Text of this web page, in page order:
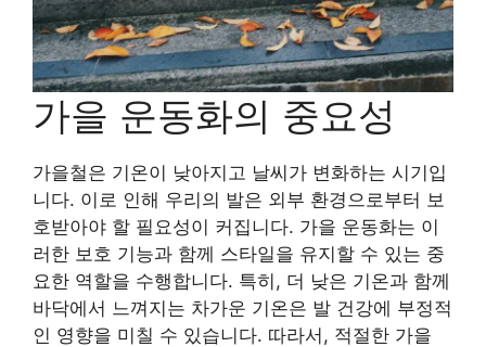
가을 운동화의 중요성
가을철은 기온이 낮아지고 날씨가 변화하는 시기입
니다. 이로 인해 우리의 발은 외부 환경으로부터 보
호받아야 할 필요성이 커집니다. 가을 운동화는 이
러한 보호 기능과 함께 스타일을 유지할 수 있는 중
요한 역할을 수행합니다. 특히, 더 낮은 기온과 함께
바닥에서 느껴지는 차가운 기온은 발 건강에 부정적
인 영향을 미칠 수 있습니다. 따라서, 적절한 가을